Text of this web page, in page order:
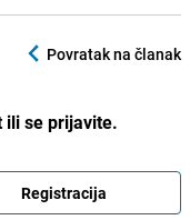
Povratak na članak
ili se prijavite.
Registracija